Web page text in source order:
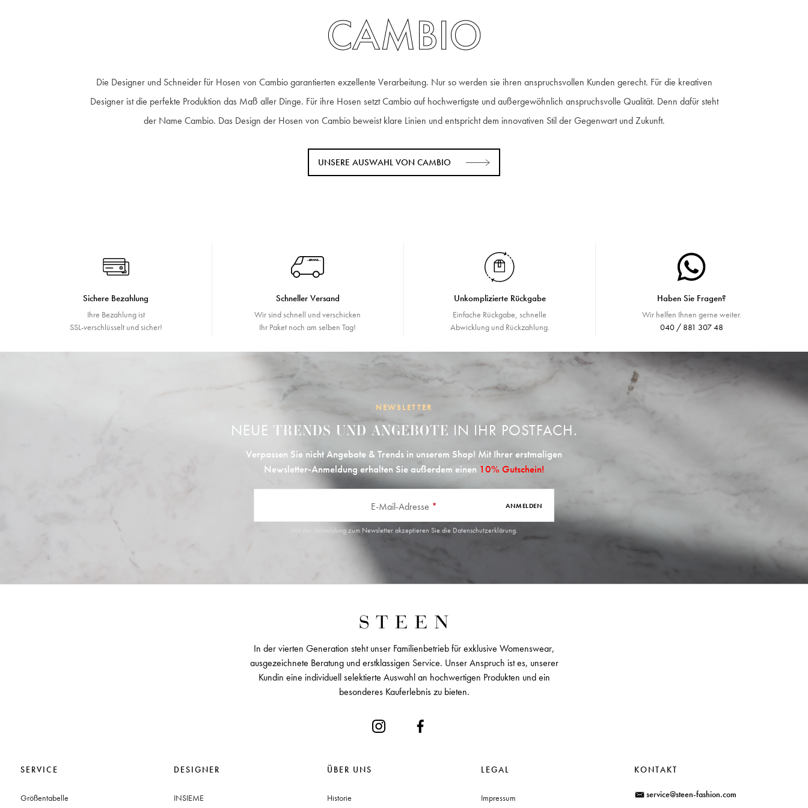
CAMBIO
Die Designer und Schneider für Hosen von Cambio garantierten exzellente Verarbeitung. Nur so werden sie ihren anspruchsvollen Kunden gerecht. Für die kreativen
Designer ist die perfekte Produktion das Maß aller Dinge. Für ihre Hosen setzt Cambio auf hochwertigste und außergewöhnlich anspruchsvolle Qualität. Denn dafür steht
der Name Cambio. Das Design der Hosen von Cambio beweist klare Linien und entspricht dem innovativen Stil der Gegenwart und Zukunft.
UNSERE AUSWAHL VON CAMBIO
Sichere Bezahlung
Ihre Bezahlung ist
SSL-verschlüsselt und sicher!
Schneller Versand
Wir sind schnell und verschicken
Ihr Paket noch am selben Tag!
Unkomplizierte Rückgabe
Einfache Rückgabe, schnelle
Abwicklung und Rückzahlung.
Haben Sie Fragen?
Wir helfen Ihnen gerne weiter.
040 / 881 307 48
NEWSLETTER
NEUE TRENDS UND ANGEBOTE IN IHR POSTFACH.
Verpassen Sie nicht Angebote & Trends in unserem Shop! Mit Ihrer erstmaligen
Newsletter-Anmeldung erhalten Sie außerdem einen 10% Gutschein!
E-Mail-Adresse * ANMELDEN
Mit der Anmeldung zum Newsletter akzeptieren Sie die Datenschutzerklärung.
In der vierten Generation steht unser Familienbetrieb für exklusive Womenswear,
ausgezeichnete Beratung und erstklassigen Service. Unser Anspruch ist es, unserer
Kundin eine individuell selektierte Auswahl an hochwertigen Produkten und ein
besonderes Kauferlebnis zu bieten.
SERVICE
Größentabelle
DESIGNER
INSIEME
ÜBER UNS
Historie
LEGAL
Impressum
KONTAKT
service@steen-fashion.com